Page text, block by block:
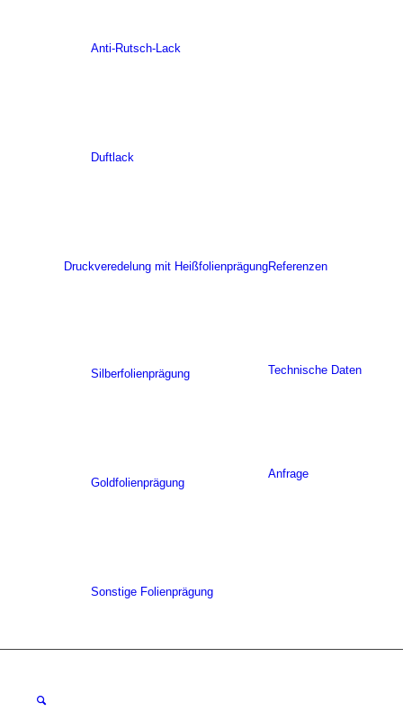
Anti-Rutsch-Lack
Duftlack
Druckveredelung mit Heißfolienprägung
Silberfolienprägung
Goldfolienprägung
Sonstige Folienprägung
Referenzen
Technische Daten
Anfrage